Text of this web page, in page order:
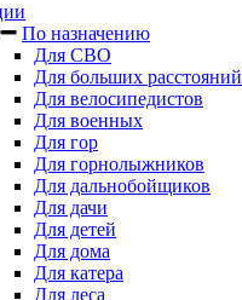
По назначению
Для СВО
Для больших расстояний
Для велосипедистов
Для военных
Для гор
Для горнолыжников
Для дальнобойщиков
Для дачи
Для детей
Для дома
Для катера
Для леса